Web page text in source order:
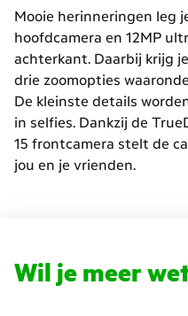
Mooie herinneringen leg
hoofdcamera en 12MP
achterkant. Daarbij krijg
drie zoomopties
De kleinste details
in selfies. Dankzij de
15 frontcamera stelt de
jou en je vrienden.
Wil je meer